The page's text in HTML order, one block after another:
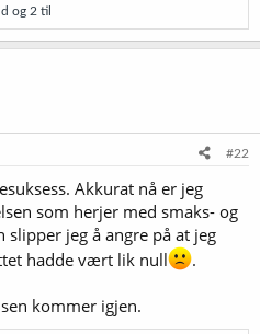
og 2 til
#22
Akkurat nå er jeg
som herjer med smaks- og
jeg å angre på at jeg
hadde vært lik null .
kommer igjen.